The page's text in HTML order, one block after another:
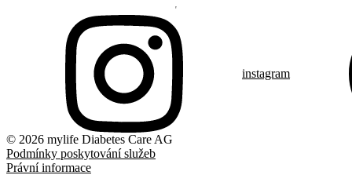
instagram
© 2026 mylife Diabetes Care AG
Podmínky poskytování služeb
Právní informace